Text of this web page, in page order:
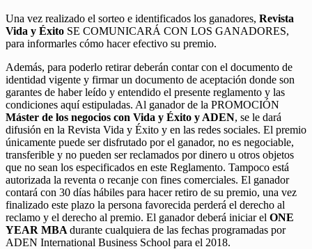
Una vez realizado el sorteo e identificados los ganadores, Revista
Vida y Éxito SE COMUNICARÁ CON LOS GANADORES,
para informarles cómo hacer efectivo su premio.
Además, para poderlo retirar deberán contar con el documento de
identidad vigente y firmar un documento de aceptación donde son
garantes de haber leído y entendido el presente reglamento y las
condiciones aquí estipuladas. Al ganador de la PROMOCIÓN
Máster de los negocios con Vida y Éxito y ADEN, se le dará
difusión en la Revista Vida y Éxito y en las redes sociales. El premio
únicamente puede ser disfrutado por el ganador, no es negociable,
transferible y no pueden ser reclamados por dinero u otros objetos
que no sean los especificados en este Reglamento. Tampoco está
autorizada la reventa o recanje con fines comerciales. El ganador
contará con 30 días hábiles para hacer retiro de su premio, una vez
finalizado este plazo la persona favorecida perderá el derecho al
reclamo y el derecho al premio. El ganador deberá iniciar el ONE
YEAR MBA durante cualquiera de las fechas programadas por
ADEN International Business School para el 2018.